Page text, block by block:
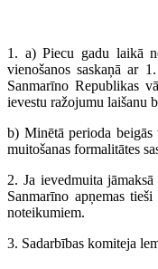
1. a) Piecu gadu laikā
vienošanos saskaņā ar
Sanmarīno Republikas
ievestu ražojumu laišanu
b) Minētā perioda beigās
muitošanas formalitātes
2. Ja ievedmuita
Sanmarīno apņemas
noteikumiem.
3. Sadarbības komiteja